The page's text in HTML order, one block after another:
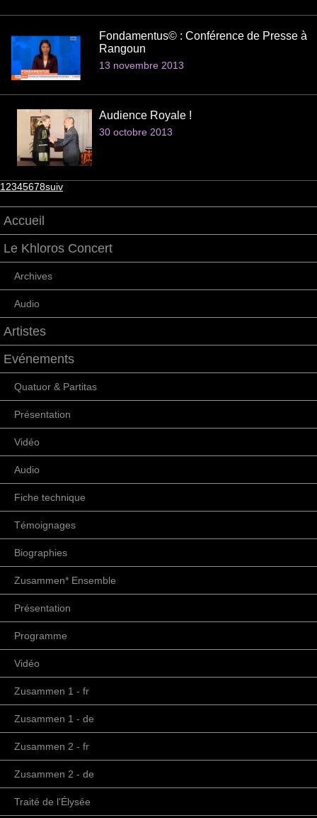
Fondamentus© : Conférence de Presse à
Rangoun
13 novembre 2013
Audience Royale !
30 octobre 2013
12345678suiv
Accueil
Le Khloros Concert
Archives
Audio
Artistes
Evénements
Quatuor & Partitas
Présentation
Vidéo
Audio
Fiche technique
Témoignages
Biographies
Zusammen* Ensemble
Présentation
Programme
Vidéo
Zusammen 1 - fr
Zusammen 1 - de
Zusammen 2 - fr
Zusammen 2 - de
Traité de l'Élysée